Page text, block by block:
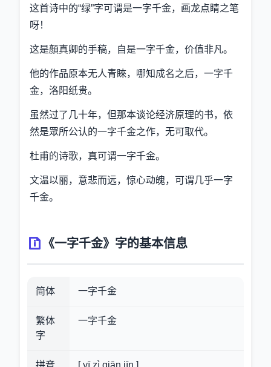
这首诗中的“绿”字可谓是一字千金，画龙点睛之笔
呀！
这是顏真卿的手稿，自是一字千金，价值非凡。
他的作品原本无人青睞，哪知成名之后，一字千
金，洛阳纸贵。
虽然过了几十年，但那本谈论经济原理的书，依
然是眾所公认的一字千金之作，无可取代。
杜甫的诗歌，真可谓一字千金。
文温以丽，意悲而远，惊心动魄，可谓几乎一字
千金。
《一字千金》字的基本信息
简体 一字千金
繁体
字
一字千金
拼音 [ yī zì qiān jīn ]